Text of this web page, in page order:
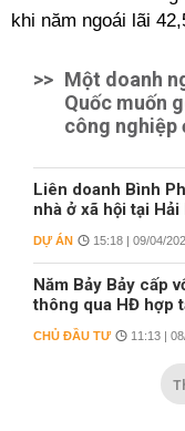
khi năm ngoái lãi
>> Một doanh
Quốc muốn
công nghiệp
Liên doanh Bình
nhà ở xã hội tại Hải
DỰ ÁN 15:18 | 09/04/
Năm Bảy Bảy cấp
thông qua HĐ hợp
CHỦ ĐẦU TƯ 11:13 |